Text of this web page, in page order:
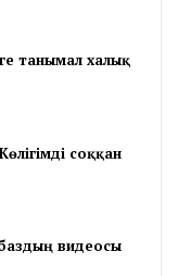
танымал халық
соққан
видеосы